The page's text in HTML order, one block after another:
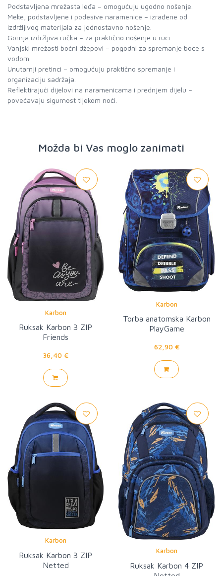
Podstavljena mrežasta leđa – omogućuju ugodno nošenje.
Meke, podstavljene i podesive naramenice – izrađene od
izdržljivog materijala za jednostavno nošenje.
Gornja izdržljiva ručka – za praktično nošenje u ruci.
Vanjski mrežasti bočni džepovi – pogodni za spremanje boce s
vodom.
Unutarnji pretinci – omogućuju praktično spremanje i
organizaciju sadržaja.
Reflektirajući dijelovi na naramenicama i prednjem dijelu –
povećavaju sigurnost tijekom noći.
Možda bi Vas moglo zanimati
Karbon
Ruksak Karbon 3 ZIP
Friends
36,40 €
Karbon
Torba anatomska Karbon
PlayGame
62,90 €
Karbon
Ruksak Karbon 3 ZIP
Netted
Karbon
Ruksak Karbon 4 ZIP